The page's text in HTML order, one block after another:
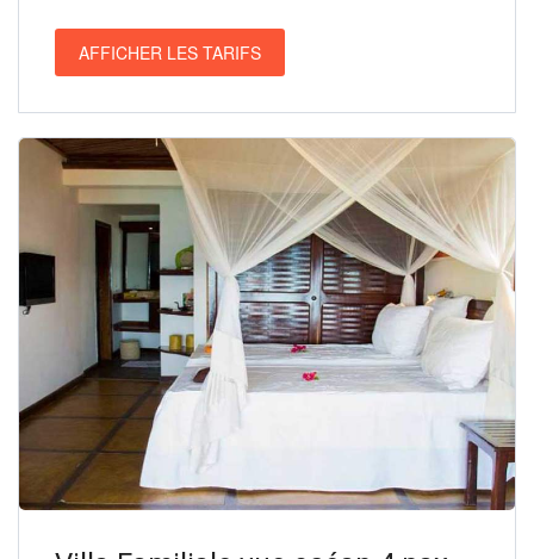
AFFICHER LES TARIFS